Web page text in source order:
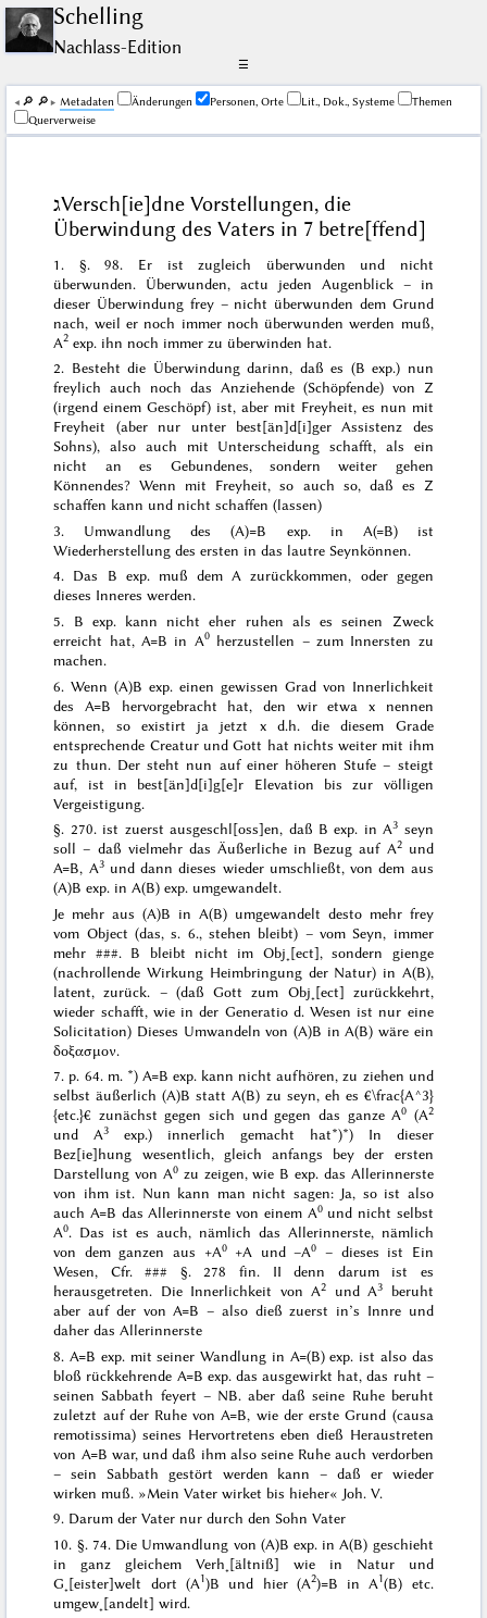
Schelling
Nachlass-Edition
☰
🔎︎ 🔎︎ Me­ta­da­ten Änderungen Personen, Orte Lit., Dok., Systeme
Themen
Querverweise
גVersch[ie]dne Vorstellungen, die
Überwindung des Vaters in 7 betre[ffend]
1. §. 98. Er ist zugleich überwunden und nicht
überwunden. Überwunden,actu jeden Augenblick – in
dieser Überwindung frey – nicht überwunden dem Grund
nach, weil er noch immer noch überwunden werden muß,
A2 exp. ihn noch immer zu überwinden hat.
2. Besteht die Überwindung darinn, daß es (B exp.) nun
freylich auch noch das Anziehende (Schöpfende) von Z
(irgend einem Geschöpf) ist, aber mit Freyheit, es nun mit
Freyheit (aber nur unter best[än]d[i]ger Assistenz des
Sohns),also auch mit Unterscheidung schafft, als ein
nicht an es Gebundenes, sondern weiter gehen
Könnendes? Wenn mit Freyheit, so auch so, daß es Z
schaffen kann und nicht schaffen (lassen)
3. Umwandlung des (A)=B exp. in A(=B) ist
Wiederherstellung des ersten in das lautre Seynkönnen.
4. Das B exp. muß dem A zurückkommen, oder gegen
dieses Inneres werden.
5. B exp. kann nicht eher ruhen als es seinen Zweck
erreicht hat, A=B in A0herzustellen – zum Innersten zu
machen.
6. Wenn (A)B exp. einen gewissen Grad von Innerlichkeit
des A=B hervorgebracht hat, den wir etwa x nennen
können, so existirt ja jetzt x d.h. die diesem Grade
entsprechende Creatur und Gott hat nichts weiter mit ihm
zu thun. Dersteht nun auf einer höheren Stufe – steigt
auf, ist in best[än]d[i]g[e]r Elevation bis zur völligen
Vergeistigung.
§. 270. ist zuerstausgeschl[oss]en, daß B exp. in A3 seyn
soll – daß vielmehr das Äußerliche in Bezug auf A2und
A=B, A3und dann dieses wieder umschließt, von dem aus
(A)B exp. in A(B) exp. umgewandelt.
Je mehr aus (A)B in A(B) umgewandelt desto mehr frey
vom Object (das, s. 6., stehen bleibt) – vom Seyn, immer
mehr ###. B bleibt nicht im Obj˖[ect], sondern gienge
(nachrollende Wirkung Heimbringung der Natur) in A(B),
latent, zurück. – (daß Gott zum Obj˖[ect] zurückkehrt,
wieder schafft, wie in der Generatiod. Wesen ist nur eine
Solicitation) Dieses Umwandeln von (A)B in A(B) wäre ein
δοξασμον.
7. p. 64. m. *) A=B exp. kann nicht aufhören, zu ziehen und
selbst äußerlich (A)B statt A(B) zu seyn, eh es €\frac{A^3}
{etc.}€ zunächst gegen sich und gegen das ganze A0 (A2
und A3 exp.) innerlich gemacht hat*)*) In dieser
Bez[ie]hung wesentlich, gleich anfangs bey der ersten
Darstellung von A0zu zeigen, wie B exp. das Allerinnerste
von ihm ist. Nun kann man nicht sagen: Ja, so ist also
auch A=B das Allerinnerste von einem A0und nicht selbst
A0. Das ist es auch, nämlich das Allerinnerste, nämlich
von demganzen aus +A0+A und –A0 – dieses ist Ein
Wesen, Cfr.### §. 278 fin. II denn darum ist es
herausgetreten. Die Innerlichkeit von A2 und A3
beruht
aber auf der von A=B – also dieß zuerst in’s Innre und
daher das Allerinnerste
8. A=B exp. mit seiner Wandlung in A=(B) exp. ist also das
bloß rückkehrende A=B exp. das ausgewirkt hat, das ruht –
seinen Sabbath feyert – NB. aber daß seine Ruhe beruht
zuletzt auf der Ruhe von A=B, wie der erste Grund (causa
remotissima) seines Hervortretens eben dieß Heraustreten
von A=B war, unddaß ihm also seine Ruhe auch verdorben
– sein Sabbath gestört werden kann –daß er wieder
wirken muß. »Mein Vater wirket bis hieher« Joh. V.
9. Darum der Vater nur durch den Sohn Vater
10. §. 74. Die Umwandlung von (A)B exp. in A(B) geschieht
in ganz gleichem Verh˖[ältniß] wie in Natur und
G˖[eister]welt dort (A1)B und hier (A2)=B in A1(B) etc.
umgew˖[andelt] wird.